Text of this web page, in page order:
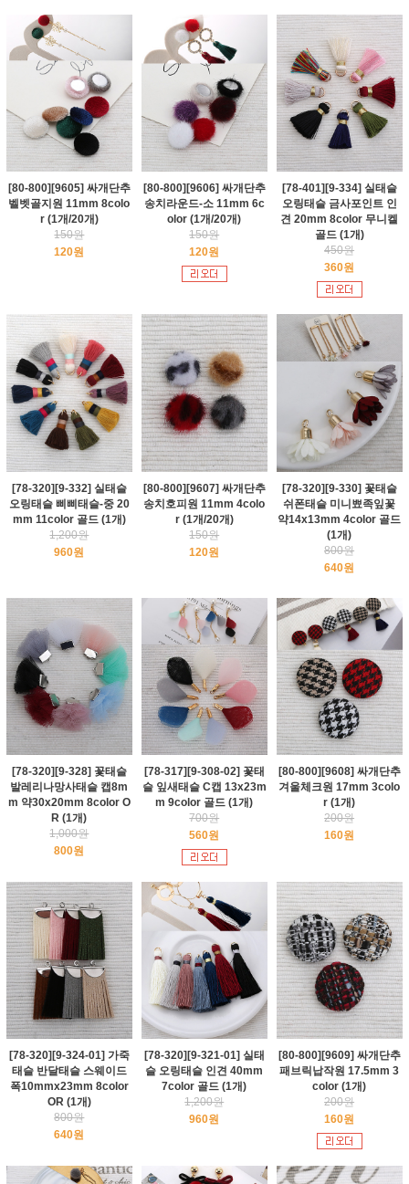
[80-800][9605] 싸개단추
벨벳골지원 11mm 8colo
r (1개/20개)
150원
120원
[80-800][9606] 싸개단추
송치라운드-소 11mm 6c
olor (1개/20개)
150원
120원
[78-401][9-334] 실태슬
오링태슬 금사포인트 인
견 20mm 8color 무니켈
골드 (1개)
450원
360원
[78-320][9-332] 실태슬
오링태슬 삐삐태슬-중 20
mm 11color 골드 (1개)
1,200원
960원
[80-800][9607] 싸개단추
송치호피원 11mm 4colo
r (1개/20개)
150원
120원
[78-320][9-330] 꽃태슬
쉬폰태슬 미니뾰족잎꽃
약14x13mm 4color 골드
(1개)
800원
640원
[78-320][9-328] 꽃태슬
발레리나망사태슬 캡8m
m 약30x20mm 8color O
R (1개)
1,000원
800원
[78-317][9-308-02] 꽃태
슬 잎새태슬 C캡 13x23m
m 9color 골드 (1개)
700원
560원
[80-800][9608] 싸개단추
겨울체크원 17mm 3colo
r (1개)
200원
160원
[78-320][9-324-01] 가죽
태슬 반달태슬 스웨이드
폭10mmx23mm 8color
OR (1개)
800원
640원
[78-320][9-321-01] 실태
슬 오링태슬 인견 40mm
7color 골드 (1개)
1,200원
960원
[80-800][9609] 싸개단추
패브릭납작원 17.5mm 3
color (1개)
200원
160원